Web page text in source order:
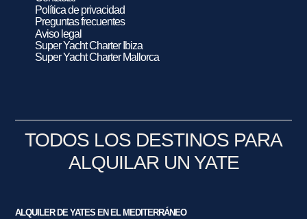
Política de privacidad
Preguntas frecuentes
Aviso legal
Super Yacht Charter Ibiza
Super Yacht Charter Mallorca
TODOS LOS DESTINOS PARA
ALQUILAR UN YATE
ALQUILER DE YATES EN EL MEDITERRÁNEO